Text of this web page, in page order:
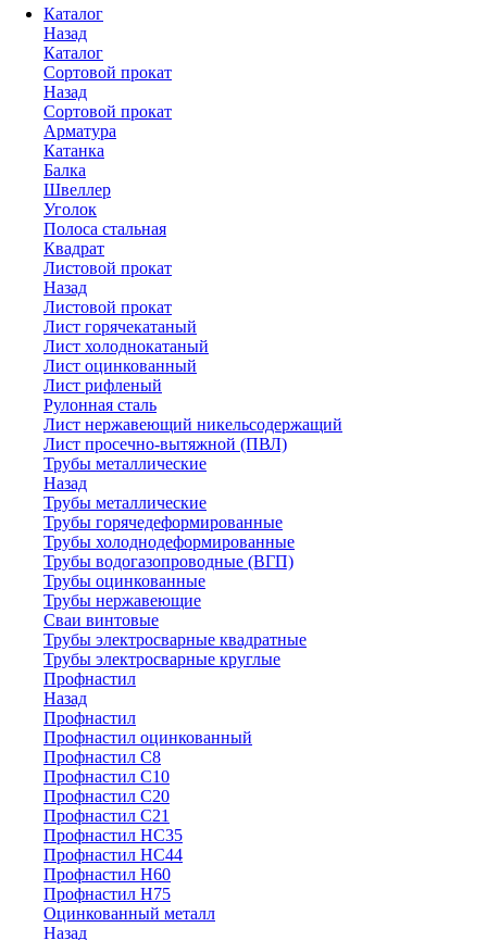
Каталог
Назад
Каталог
Сортовой прокат
Назад
Сортовой прокат
Арматура
Катанка
Балка
Швеллер
Уголок
Полоса стальная
Квадрат
Листовой прокат
Назад
Листовой прокат
Лист горячекатаный
Лист холоднокатаный
Лист оцинкованный
Лист рифленый
Рулонная сталь
Лист нержавеющий никельсодержащий
Лист просечно-вытяжной (ПВЛ)
Трубы металлические
Назад
Трубы металлические
Трубы горячедеформированные
Трубы холоднодеформированные
Трубы водогазопроводные (ВГП)
Трубы оцинкованные
Трубы нержавеющие
Сваи винтовые
Трубы электросварные квадратные
Трубы электросварные круглые
Профнастил
Назад
Профнастил
Профнастил оцинкованный
Профнастил С8
Профнастил С10
Профнастил С20
Профнастил С21
Профнастил НС35
Профнастил НС44
Профнастил Н60
Профнастил Н75
Оцинкованный металл
Назад